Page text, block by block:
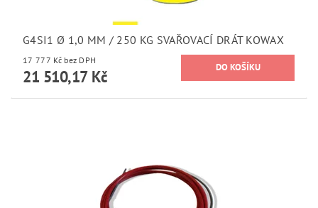
G4SI1 Ø 1,0 MM / 250 KG SVAŘOVACÍ DRÁT KOWAX
17 777 Kč bez DPH
21 510,17 Kč